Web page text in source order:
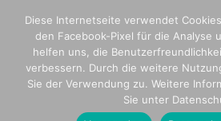
Diese Internetseite verwendet
den Facebook-Pixel für die Analyse
helfen uns, die
verbessern. Durch die weitere
Sie der Verwendung zu. Weitere
Sie unter